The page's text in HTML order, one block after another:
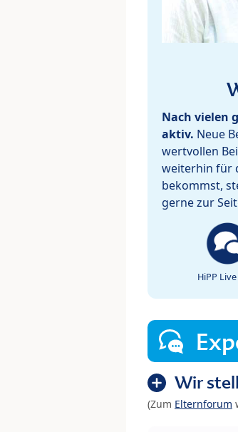
Nach vielen
aktiv. Neue
wertvollen
weiterhin für
bekommst,
gerne zur
HiPP
Wir
(Zum Elternforum